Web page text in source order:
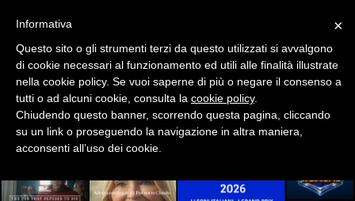
EVENTI
MOBILE
PROMOZIONI
×
Informativa
Questo sito o gli strumenti terzi da questo utilizzati si avvalgono
di cookie necessari al funzionamento ed utili alle finalità illustrate
nella cookie policy. Se vuoi saperne di più o negare il consenso a
tutti o ad alcuni cookie, consulta la cookie policy.
Chiudendo questo banner, scorrendo questa pagina, cliccando
su un link o proseguendo la navigazione in altra maniera,
acconsenti all’uso dei cookie.